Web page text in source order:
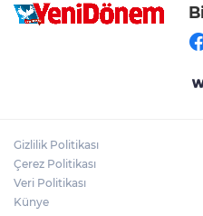
Gizlilik Politikası
Çerez Politikası
Veri Politikası
Künye